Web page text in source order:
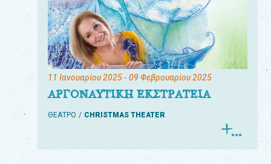
11 Ιανουαρίου 2025- 09 Φεβρουαρίου 2025
ΑΡΓΟΝΑΥΤΙΚΗ ΕΚΣΤΡΑΤΕΙΑ
ΘΕΑΤΡΟ CHRISTMAS THEATER